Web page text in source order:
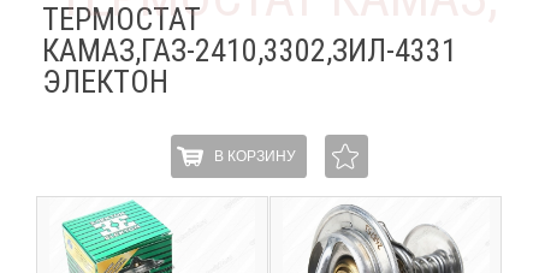
ТЕРМОСТАТ
КАМАЗ,ГАЗ-2410,3302,ЗИЛ-4331
ЭЛЕКТОН
В КОРЗИНУ